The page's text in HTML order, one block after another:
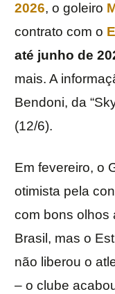
2026, o goleiro
contrato com o
até junho de
mais. A
Bendoni, da
(12/6).
Em fevereiro, o
otimista pela
com bons olhos
Brasil, mas o
não liberou o
– o clube